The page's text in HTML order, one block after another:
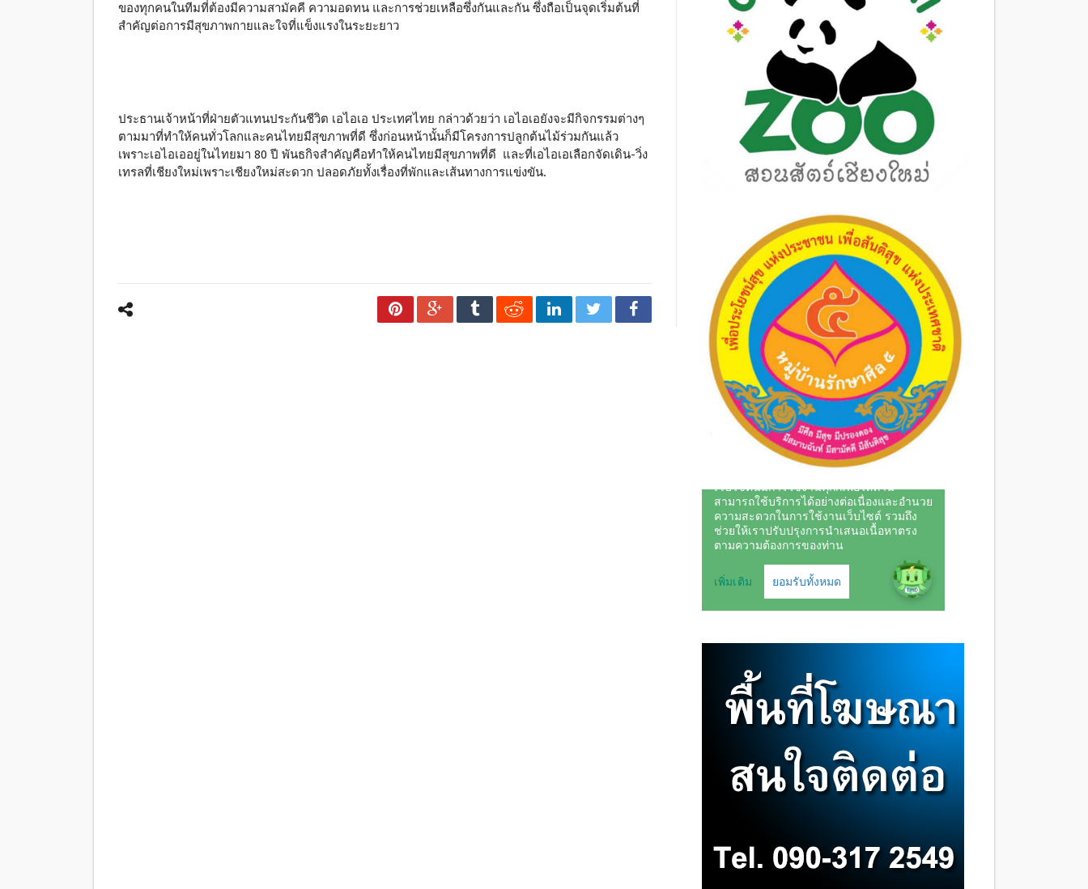
ของทุกคนในทีมที่ต้องมีความสามัคคี ความอดทน และการช่วยเหลือซึ่งกันและกัน ซึ่งถือเป็นจุดเริ่มต้นที่
สำคัญต่อการมีสุขภาพกายและใจที่แข็งแรงในระยะยาว
ประธานเจ้าหน้าที่ฝ่ายตัวแทนประกันชีวิต เอไอเอ ประเทศไทย กล่าวด้วยว่า เอไอเอยังจะมีกิจกรรมต่างๆ
ตามมาที่ทำให้คนทั่วโลกและคนไทยมีสุขภาพที่ดี ซึ่งก่อนหน้านั้นก็มีโครงการปลูกต้นไม้ร่วมกันแล้ว
เพราะเอไอเออยู่ในไทยมา 80 ปี พันธกิจสำคัญคือทำให้คนไทยมีสุขภาพที่ดี และที่เอไอเอเลือกจัดเดิน-วิ่ง
เทรลที่เชียงใหม่เพราะเชียงใหม่สะดวก ปลอดภัยทั้งเรื่องที่พักและเส้นทางการแข่งขัน.